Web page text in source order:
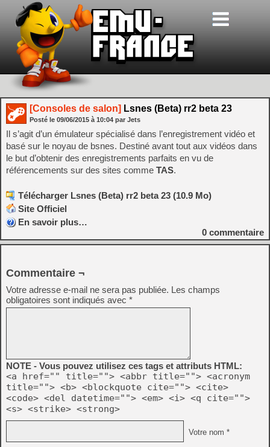
[Consoles de salon] Lsnes (Beta) rr2 beta 23
Posté le 09/06/2015 à 10:04 par Jets
Il s’agit d’un émulateur spécialisé dans l’enregistrement vidéo et
basé sur le noyau de bsnes. Destiné avant tout aux vidéos dans
le but d’obtenir des enregistrements parfaits en vu de
référencements sur des sites comme TAS.
Télécharger Lsnes (Beta) rr2 beta 23 (10.9 Mo)
Site Officiel
En savoir plus…
0 commentaire
Commentaire ¬
Votre adresse e-mail ne sera pas publiée. Les champs
obligatoires sont indiqués avec *
NOTE - Vous pouvez utilisez ces tags et attributs HTML:
<a href="" title=""> <abbr title=""> <acronym
title=""> <b> <blockquote cite=""> <cite>
<code> <del datetime=""> <em> <i> <q cite="">
<s> <strike> <strong>
Votre nom *